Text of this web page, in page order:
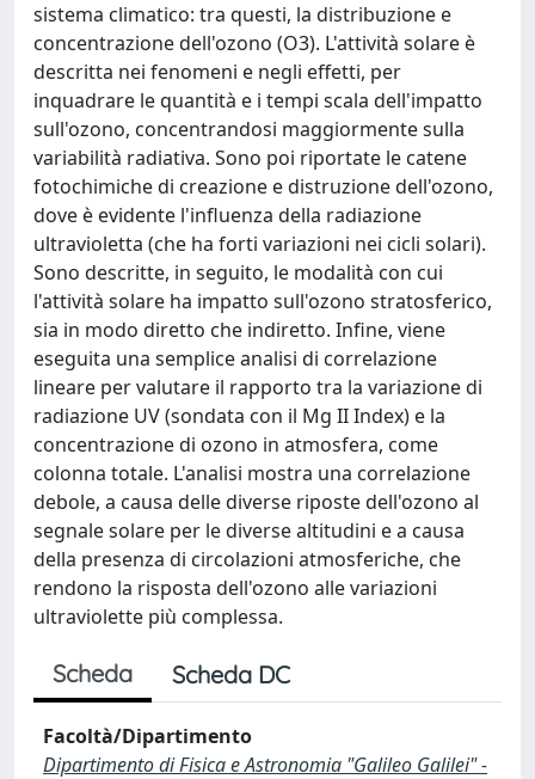
sistema climatico: tra questi, la distribuzione e
concentrazione dell'ozono (O3). L'attività solare è
descritta nei fenomeni e negli effetti, per
inquadrare le quantità e i tempi scala dell'impatto
sull'ozono, concentrandosi maggiormente sulla
variabilità radiativa. Sono poi riportate le catene
fotochimiche di creazione e distruzione dell'ozono,
dove è evidente l'influenza della radiazione
ultravioletta (che ha forti variazioni nei cicli solari).
Sono descritte, in seguito, le modalità con cui
l'attività solare ha impatto sull'ozono stratosferico,
sia in modo diretto che indiretto. Infine, viene
eseguita una semplice analisi di correlazione
lineare per valutare il rapporto tra la variazione di
radiazione UV (sondata con il Mg II Index) e la
concentrazione di ozono in atmosfera, come
colonna totale. L'analisi mostra una correlazione
debole, a causa delle diverse riposte dell'ozono al
segnale solare per le diverse altitudini e a causa
della presenza di circolazioni atmosferiche, che
rendono la risposta dell'ozono alle variazioni
ultraviolette più complessa.
Scheda Scheda DC
Facoltà/Dipartimento
Dipartimento di Fisica e Astronomia "Galileo Galilei" -